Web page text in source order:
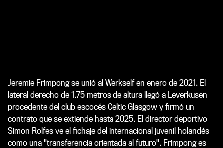
Jeremie Frimpong se unió al Werkself en enero de 2021. El
lateral derecho de 1.75 metros de altura llegó a Leverkusen
procedente del club escocés Celtic Glasgow y firmó un
contrato que se extiende hasta 2025. El director deportivo
Simon Rolfes ve el fichaje del internacional juvenil holandés
como una "transferencia orientada al futuro". Frimpong es